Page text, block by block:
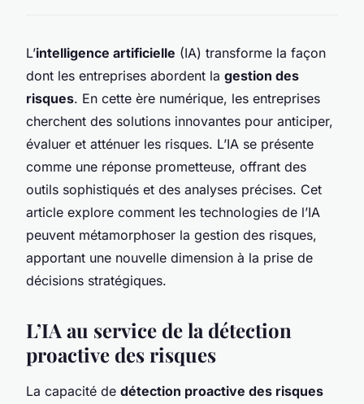
L’intelligence artificielle (IA) transforme la façon
dont les entreprises abordent la gestion des
risques. En cette ère numérique, les entreprises
cherchent des solutions innovantes pour anticiper,
évaluer et atténuer les risques. L’IA se présente
comme une réponse prometteuse, offrant des
outils sophistiqués et des analyses précises. Cet
article explore comment les technologies de l’IA
peuvent métamorphoser la gestion des risques,
apportant une nouvelle dimension à la prise de
décisions stratégiques.
L’IA au service de la détection
proactive des risques
La capacité de détection proactive des risques